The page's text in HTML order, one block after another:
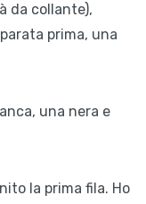
da collante),
prima, una
una nera e
la prima fila. Ho